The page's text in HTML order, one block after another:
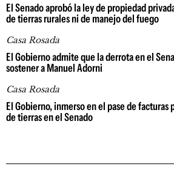
El Senado aprobó la ley de propiedad
de tierras rurales ni de manejo del fuego
Casa Rosada
El Gobierno admite que la derrota en el
sostener a Manuel Adorni
Casa Rosada
El Gobierno, inmerso en el pase de facturas
de tierras en el Senado